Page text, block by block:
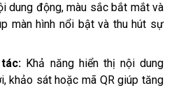
dung động, màu sắc bắt mắt và
màn hình nổi bật và thu hút sự
Khả năng hiển thị nội dung
khảo sát hoặc mã QR giúp tăng